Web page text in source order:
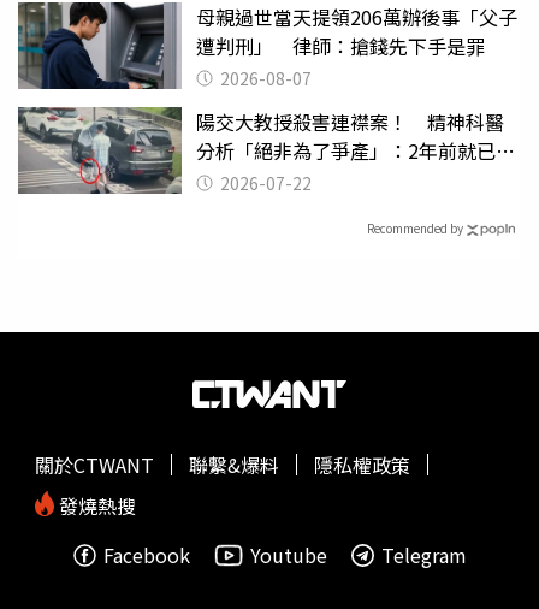
母親過世當天提領206萬辦後事「父子
遭判刑」 律師：搶錢先下手是罪
2026-08-07
陽交大教授殺害連襟案！ 精神科醫
分析「絕非為了爭產」：2年前就已言
行詭異
2026-07-22
Recommended by
關於CTWANT 聯繫&爆料
隱私權政策
發燒熱搜
Facebook
Youtube Telegram